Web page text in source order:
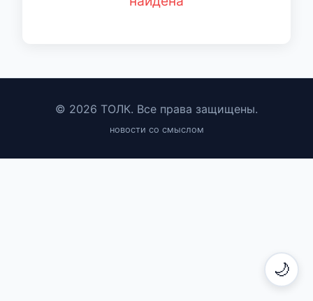
🌙
© 2026 ТОЛК. Все права защищены.
новости со смыслом